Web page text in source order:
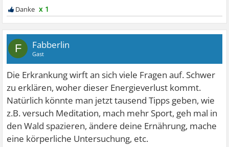
x 1
F Fabberlin
Gast
Die Erkrankung wirft an sich viele Fragen auf. Schwer
zu erklären, woher dieser Energieverlust kommt.
Natürlich könnte man jetzt tausend Tipps geben, wie
z.B. versuch Meditation, mach mehr Sport, geh mal in
den Wald spazieren, ändere deine Ernährung, mache
eine körperliche Untersuchung, etc.